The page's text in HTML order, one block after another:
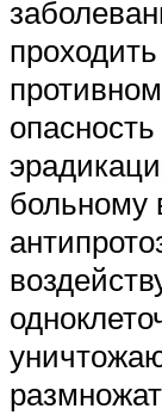
больному